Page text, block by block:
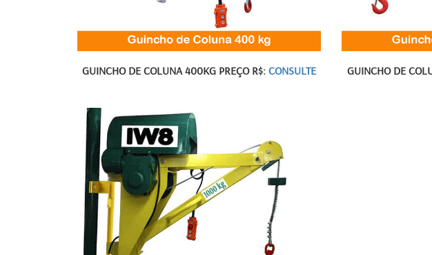
GUINCHO DE COLUNA 400KG PREÇO R$:CONSULTE GUINCHO DE